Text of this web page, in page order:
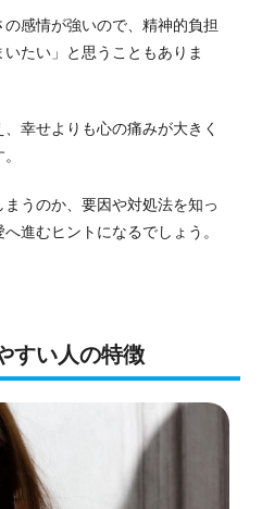
感情が強いので、精神的負担
たい」と思うこともありま
幸せよりも心の痛みが大きく
うのか、要因や対処法を知っ
進むヒントになるでしょう。
すい人の特徴